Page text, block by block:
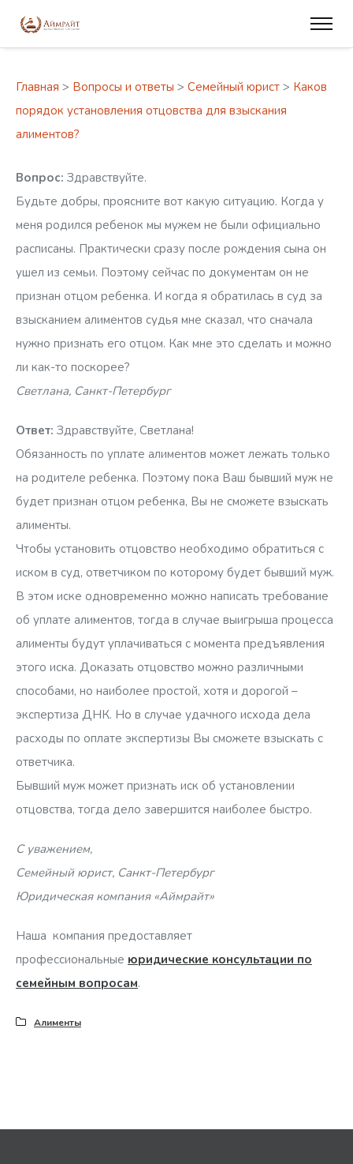
Главная > Вопросы и ответы > Семейный юрист > Каков
порядок установления отцовства для взыскания
алиментов?
Вопрос: Здравствуйте.
Будьте добры, проясните вот какую ситуацию. Когда у
меня родился ребенок мы мужем не были официально
расписаны. Практически сразу после рождения сына он
ушел из семьи. Поэтому сейчас по документам он не
признан отцом ребенка. И когда я обратилась в суд за
взысканием алиментов судья мне сказал, что сначала
нужно признать его отцом. Как мне это сделать и можно
ли как-то поскорее?
Светлана, Санкт-Петербург
Ответ: Здравствуйте, Светлана!
Обязанность по уплате алиментов может лежать только
на родителе ребенка. Поэтому пока Ваш бывший муж не
будет признан отцом ребенка, Вы не сможете взыскать
алименты.
Чтобы установить отцовство необходимо обратиться с
иском в суд, ответчиком по которому будет бывший муж.
В этом иске одновременно можно написать требование
об уплате алиментов, тогда в случае выигрыша процесса
алименты будут уплачиваться с момента предъявления
этого иска. Доказать отцовство можно различными
способами, но наиболее простой, хотя и дорогой –
экспертиза ДНК. Но в случае удачного исхода дела
расходы по оплате экспертизы Вы сможете взыскать с
ответчика.
Бывший муж может признать иск об установлении
отцовства, тогда дело завершится наиболее быстро.
С уважением,
Семейный юрист, Санкт-Петербург
Юридическая компания «Аймрайт»
Наша компания предоставляет
профессиональные юридические консультации по
семейным вопросам.
Алименты